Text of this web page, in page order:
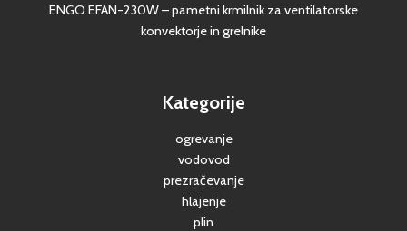
ENGO EFAN-230W – pametni krmilnik za ventilatorske
konvektorje in grelnike
Kategorije
ogrevanje
vodovod
prezračevanje
hlajenje
plin